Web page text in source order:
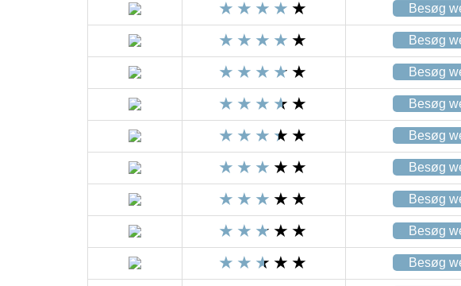
Besøg
Besøg
Besøg
Besøg
Besøg
Besøg
Besøg
Besøg
Besøg